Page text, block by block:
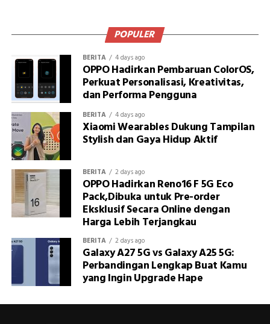
POPULER
BERITA 4 days ago
OPPO Hadirkan Pembaruan ColorOS,
Perkuat Personalisasi, Kreativitas,
dan Performa Pengguna
BERITA 4 days ago
Xiaomi Wearables Dukung Tampilan
Stylish dan Gaya Hidup Aktif
BERITA 2 days ago
OPPO Hadirkan Reno16 F 5G Eco
Pack,Dibuka untuk Pre-order
Eksklusif Secara Online dengan
Harga Lebih Terjangkau
BERITA 2 days ago
Galaxy A27 5G vs Galaxy A25 5G:
Perbandingan Lengkap Buat Kamu
yang Ingin Upgrade Hape